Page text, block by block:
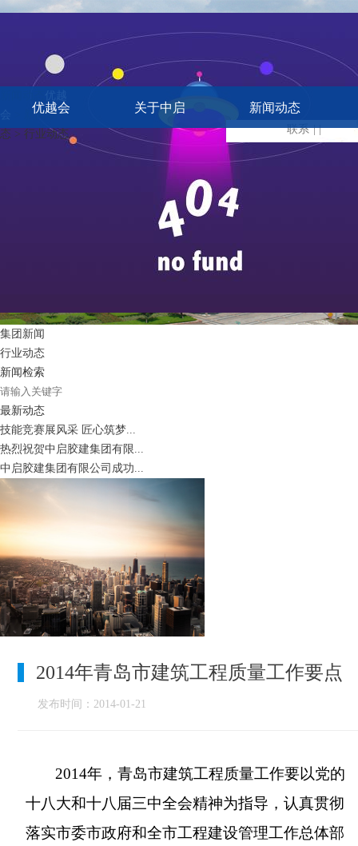
优越会 关于中启 新闻动态
联系 | |
> 新闻动
态 > 行业动态
集团新闻
行业动态
新闻检索
最新动态
技能竞赛展风采 匠心筑梦...
热烈祝贺中启胶建集团有限...
中启胶建集团有限公司成功...
2014年青岛市建筑工程质量工作要点
发布时间：2014-01-21
2014年，青岛市建筑工程质量工作要以党的
十八大和十八届三中全会精神为指导，认真贯彻
落实市委市政府和全市工程建设管理工作总体部